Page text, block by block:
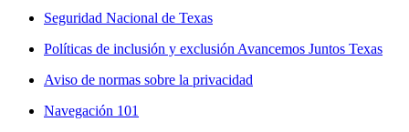
Seguridad Nacional de Texas
Políticas de inclusión y exclusión Avancemos Juntos Texas
Aviso de normas sobre la privacidad
Navegación 101